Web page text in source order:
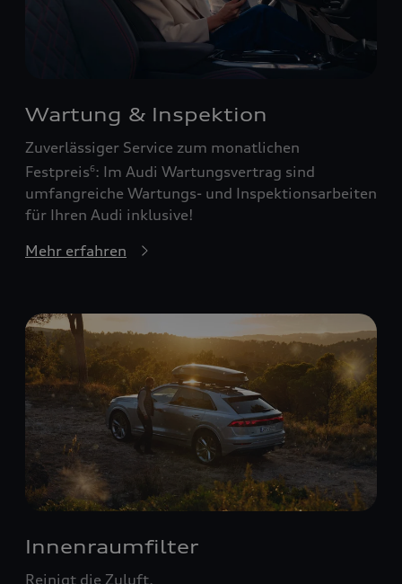
Wartung & Inspektion
Zuverlässiger Service zum monatlichen
Festpreis6: Im Audi Wartungsvertrag sind
umfangreiche Wartungs- und Inspektionsarbeiten
für Ihren Audi inklusive!
Mehr erfahren
Innenraumfilter
Reinigt die Zuluft.